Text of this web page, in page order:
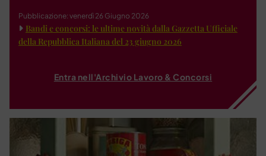
Pubblicazione: venerdì 26 Giugno 2026
Bandi e concorsi: le ultime novità dalla Gazzetta Ufficiale
della Repubblica Italiana del 23 giugno 2026
Entra nell'Archivio Lavoro & Concorsi